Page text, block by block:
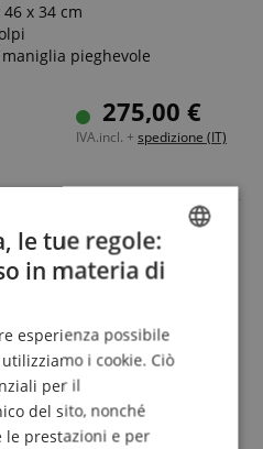
x 34 cm
pieghevole
bolle
della pressione
e resistente275,00 €
IVA.incl. + spedizione (IT)
Trolley Custodia
cm Nero
ENGLISH
ITALIAN
le tue regole:
in materia di
esperienza possibile
i cookie. Ciò
per il
del sito, nonché
le prestazioni e per